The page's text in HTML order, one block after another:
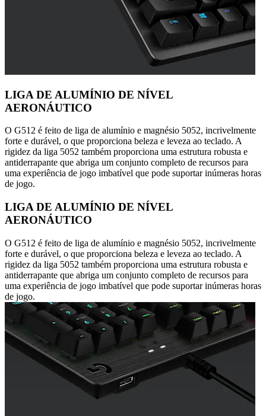
LIGA DE ALUMÍNIO DE NÍVEL
AERONÁUTICO
O G512 é feito de liga de alumínio e magnésio 5052, incrivelmente
forte e durável, o que proporciona beleza e leveza ao teclado. A
rigidez da liga 5052 também proporciona uma estrutura robusta e
antiderrapante que abriga um conjunto completo de recursos para
uma experiência de jogo imbatível que pode suportar inúmeras horas
de jogo.
LIGA DE ALUMÍNIO DE NÍVEL
AERONÁUTICO
O G512 é feito de liga de alumínio e magnésio 5052, incrivelmente
forte e durável, o que proporciona beleza e leveza ao teclado. A
rigidez da liga 5052 também proporciona uma estrutura robusta e
antiderrapante que abriga um conjunto completo de recursos para
uma experiência de jogo imbatível que pode suportar inúmeras horas
de jogo.